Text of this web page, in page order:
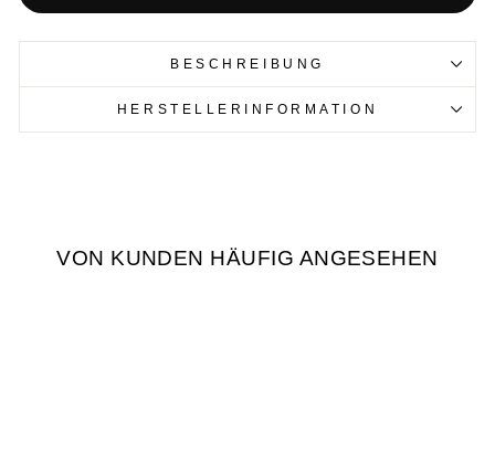
BESCHREIBUNG
HERSTELLERINFORMATION
VON KUNDEN HÄUFIG ANGESEHEN